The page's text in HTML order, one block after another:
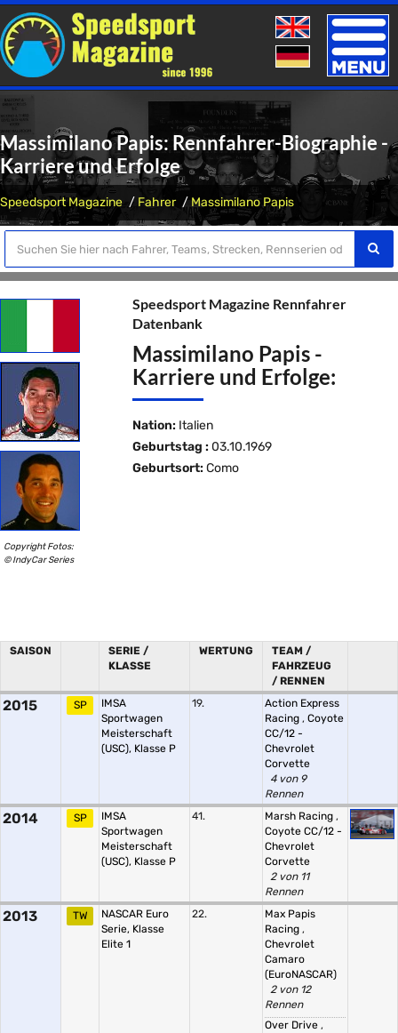
Toggle
Massimilano Papis: Rennfahrer-Biographie -
Karriere und Erfolge
Speedsport Magazine Fahrer Massimilano Papis
Copyright Fotos:
© IndyCar Series
Speedsport Magazine Rennfahrer
Datenbank
Massimilano Papis -
Karriere und Erfolge:
Nation: Italien
Geburtstag : 03.10.1969
Geburtsort: Como
SAISON
SERIE /
KLASSE
WERTUNG
TEAM /
FAHRZEUG
/ RENNEN
2015 SP
IMSA
Sportwagen
Meisterschaft
(USC), Klasse P
19.
Action Express
Racing , Coyote
CC/12 -
Chevrolet
Corvette
4 von 9
Rennen
2014 SP
IMSA
Sportwagen
Meisterschaft
(USC), Klasse P
41. Marsh Racing ,
Coyote CC/12 -
Chevrolet
Corvette
2 von 11
Rennen
2013 TW
NASCAR Euro
Serie, Klasse
Elite 1
22.
Max Papis
Racing ,
Chevrolet
Camaro
(EuroNASCAR)
2 von 12
Rennen
Over Drive ,